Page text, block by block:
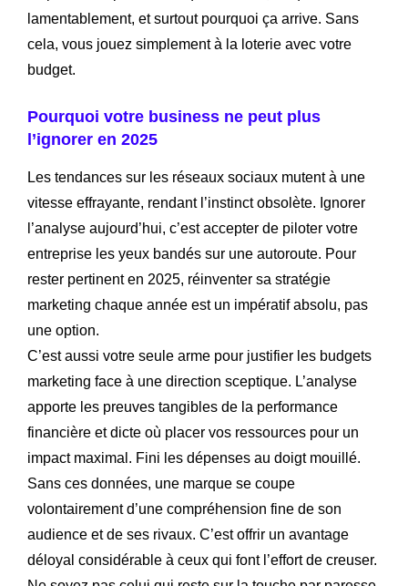
lamentablement, et surtout pourquoi ça arrive. Sans
cela, vous jouez simplement à la loterie avec votre
budget.
Pourquoi votre business ne peut plus
l’ignorer en 2025
Les tendances sur les réseaux sociaux mutent à une
vitesse effrayante, rendant l’instinct obsolète. Ignorer
l’analyse aujourd’hui, c’est accepter de piloter votre
entreprise les yeux bandés sur une autoroute. Pour
rester pertinent en 2025, réinventer sa stratégie
marketing chaque année est un impératif absolu, pas
une option.
C’est aussi votre seule arme pour justifier les budgets
marketing face à une direction sceptique. L’analyse
apporte les preuves tangibles de la performance
financière et dicte où placer vos ressources pour un
impact maximal. Fini les dépenses au doigt mouillé.
Sans ces données, une marque se coupe
volontairement d’une compréhension fine de son
audience et de ses rivaux. C’est offrir un avantage
déloyal considérable à ceux qui font l’effort de creuser.